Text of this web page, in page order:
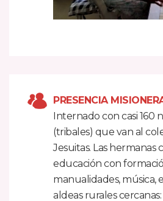
PRESENCIA
Internado con casi 160
(tribales) que van al
Jesuitas. Las
educación con
manualidades, música,
aldeas rurales